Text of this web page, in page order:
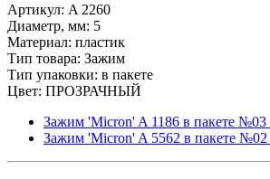
Артикул: A 2260
Диаметр, мм: 5
Материал: пластик
Тип товара: Зажим
Тип упаковки: в пакете
Цвет: ПРОЗРАЧНЫЙ
Зажим 'Micron' A 1186 в пакете №03
Зажим 'Micron' A 5562 в пакете